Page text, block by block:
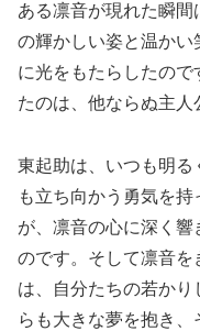
ある凛音が現れた瞬
の輝かしい姿と温か
に光をもたらしたの
たのは、他ならぬ主人
東起助は、いつも明る
も立ち向かう勇気を
が、凛音の心に深く
のです。そして凛音を
は、自分たちの若か
らも大きな夢を抱き